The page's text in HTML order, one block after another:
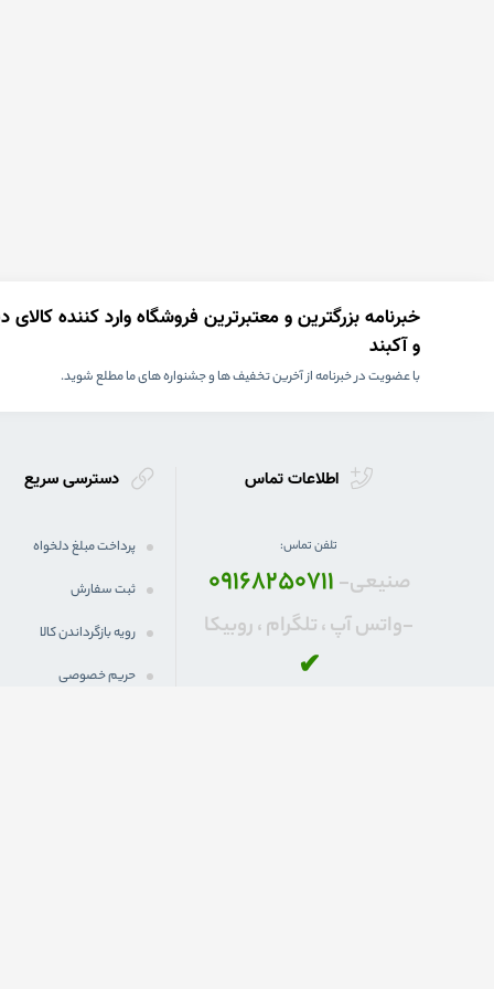
خبرنامه بزرگترین و معتبرترین فروشگاه وارد کننده
و آکبند
با عضویت در خبرنامه از آخرین تخفیف ها و جشنواره های ما مطلع شوید.
اطلاعات تماس
تلفن تماس:
صنیعی- 09168250711
واتس آپ ، تلگرام ، روبیکا-
✔
دسترسی سریع
پرداخت مبلغ دلخواه
ثبت سفارش
رویه بازگرداندن کالا
حریم خصوصی